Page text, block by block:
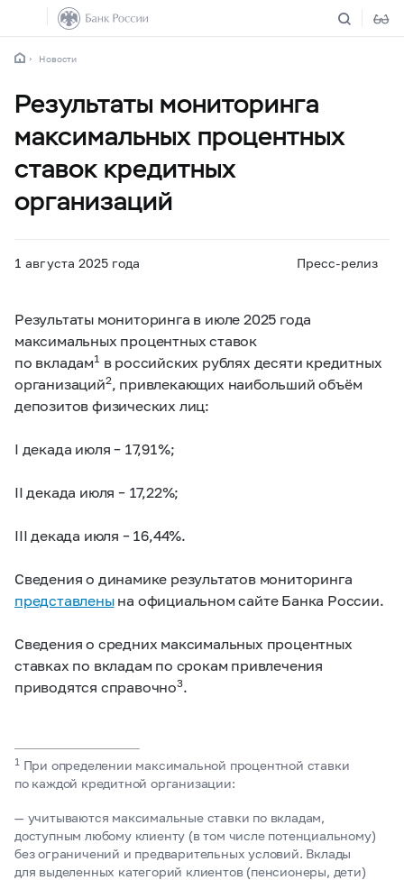
Новости
Результаты мониторинга
максимальных процентных
ставок кредитных
организаций
1 августа 2025 года Пресс-релиз
Результаты мониторинга в июле 2025 года
максимальных процентных ставок
по вкладам1 в российских рублях десяти кредитных
организаций2, привлекающих наибольший объём
депозитов физических лиц:
I декада июля – 17,91%;
II декада июля – 17,22%;
III декада июля – 16,44%.
Сведения о динамике результатов мониторинга
представленына официальном сайте Банка России.
Сведения о средних максимальных процентных
ставках по вкладам по срокам привлечения
приводятся справочно3.
1При определении максимальной процентной ставки
по каждой кредитной организации:
— учитываются максимальные ставки по вкладам,
доступным любому клиенту (в том числе потенциальному)
без ограничений и предварительных условий. Вклады
для выделенных категорий клиентов (пенсионеры, дети)